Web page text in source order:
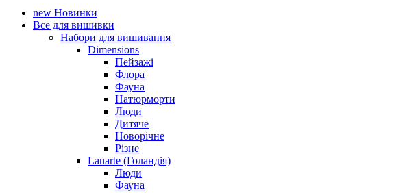
new Новинки
Все для вишивки
Набори для вишивання
Dimensions
Пейзажі
Флора
Фауна
Натюрморти
Люди
Дитяче
Новорічне
Різне
Lanarte (Голандія)
Люди
Фауна